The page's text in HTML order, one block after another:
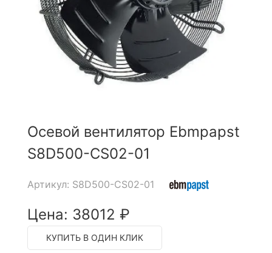
Осевой вентилятор Ebmpapst
S8D500-CS02-01
Артикул: S8D500-CS02-01
Цена: 38012 ₽
КУПИТЬ В ОДИН КЛИК